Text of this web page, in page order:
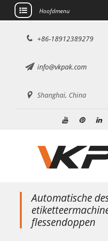
Hoofdmenu
+86-18912389279
info@vkpak.com
Shanghai, China
Automatische
flessendoppen